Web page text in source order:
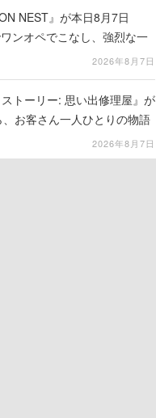
NEST』が本日8月7日
ンオペでこなし、強烈な一
2026年8月7日
トーリー: 思い出修理屋』が
お客さん一人ひとりの物語
2026年8月7日